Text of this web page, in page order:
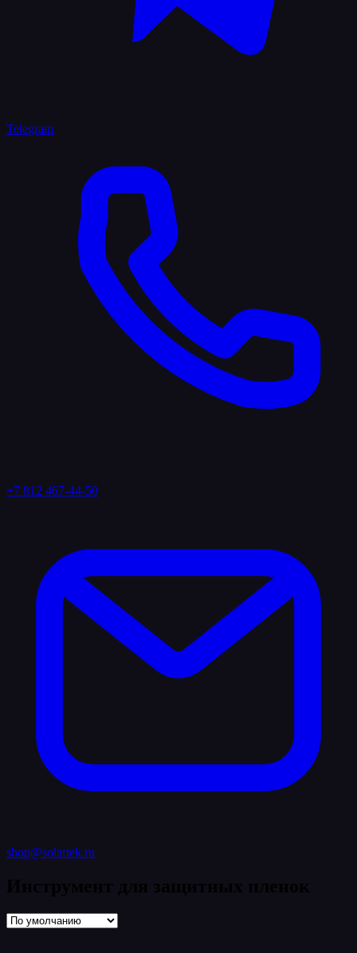
Telegram
+7 812 467-44-50
shop@solartek.ru